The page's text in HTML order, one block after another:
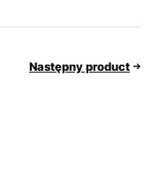
Następny product